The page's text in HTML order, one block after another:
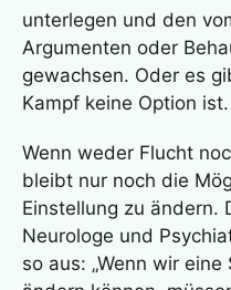
unterlegen und den
Argumenten oder
gewachsen. Oder es
Kampf keine Option ist.
Wenn weder Flucht
bleibt nur noch die
Einstellung zu ändern.
Neurologe und
so aus: „Wenn wir